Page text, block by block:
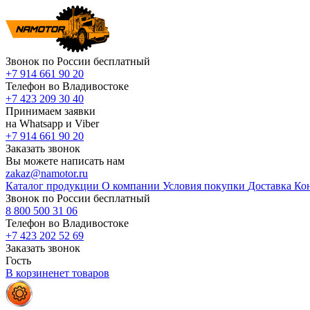
Звонок по России бесплатный
+7 914 661 90 20
Телефон во Владивостоке
+7 423 209 30 40
Принимаем заявки
на Whatsapp и Viber
+7 914 661 90 20
Заказать звонок
Вы можете написать нам
zakaz@namotor.ru
Каталог продукции О компании Условия покупки Доставка
Звонок по России бесплатный
8 800 500 31 06
Телефон во Владивостоке
+7 423 202 52 69
Заказать звонок
Гость
В корзиненет товаров